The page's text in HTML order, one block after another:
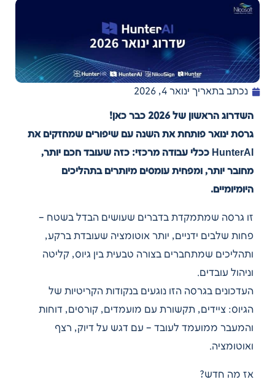
נכתב בתאריך ינואר 4, 2026
השדרוג הראשון של 2026 כבר כאן!
גרסת ינואר פותחת את השנה עם שיפורים שמחזקים את
HunterAI ככלי עבודה מרכזי: כזה שעובד חכם יותר,
מחובר יותר, ומפחית עומסים מיותרים בתהליכים
היומיומיים.
זו גרסה שמתמקדת בדברים שעושים הבדל בשטח –
פחות שלבים ידניים, יותר אוטומציה שעובדת ברקע,
ותהליכים שמתחברים בצורה טבעית בין גיוס, קליטה
וניהול עובדים.
העדכונים בגרסה הזו נוגעים בנקודות הקריטיות של
הגיוס: ציידים, תקשורת עם מועמדים, קורסים, דוחות
והמעבר ממועמד לעובד – עם דגש על דיוק, רצף
ואוטומציה.
אז מה חדש?